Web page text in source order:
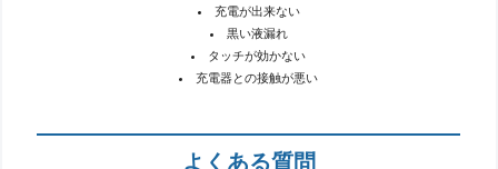
充電が出来ない
黒い液漏れ
タッチが効かない
充電器との接触が悪い
よくある質問